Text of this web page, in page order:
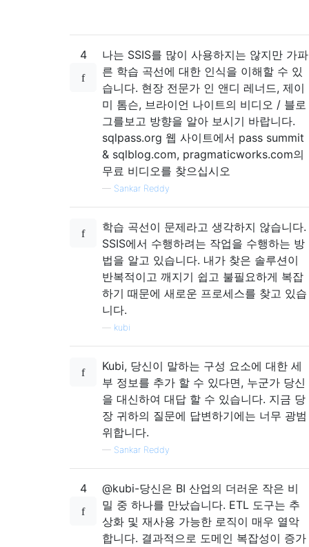
4
나는 SSIS를 많이 사용하지는 않지만 가파
른 학습 곡선에 대한 인식을 이해할 수 있
습니다. 현장 전문가 인 앤디 레너드, 제이
미 톰슨, ​​브라이언 나이트의 비디오 / 블로
그를보고 방향을 알아 보시기 바랍니다.
sqlpass.org 웹 사이트에서 pass summit
& sqlblog.com, pragmaticworks.com의
무료 비디오를 찾으십시오
— Sankar Reddy
학습 곡선이 문제라고 생각하지 않습니다.
SSIS에서 수행하려는 작업을 수행하는 방
법을 알고 있습니다. 내가 찾은 솔루션이
반복적이고 깨지기 쉽고 불필요하게 복잡
하기 때문에 새로운 프로세스를 찾고 있습
니다.
kubi
Kubi, 당신이 말하는 구성 요소에 대한 세
부 정보를 추가 할 수 있다면, 누군가 당신
을 대신하여 대답 할 수 있습니다. 지금 당
장 귀하의 질문에 답변하기에는 너무 광범
위합니다.
— Sankar Reddy
4
@kubi-당신은 BI 산업의 더러운 작은 비
밀 중 하나를 만났습니다. ETL 도구는 추
상화 및 재사용 가능한 로직이 매우 열악
합니다. 결과적으로 도메인 복잡성이 증가